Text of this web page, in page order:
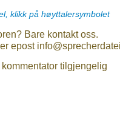
klikk på høyttalersymbolet
Bare kontakt oss.
epost
tilgjengelig